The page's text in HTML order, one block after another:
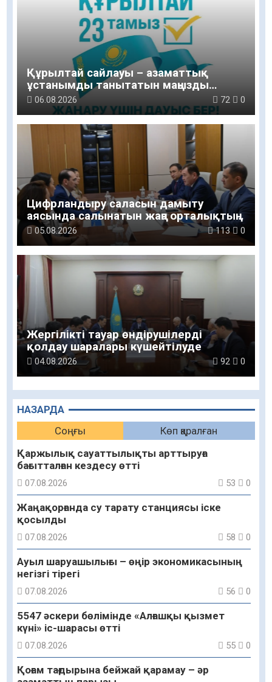
НАЗАРДА
Соңғы
Көп қаралған
Қаржылық сауаттылықты арттыруға
бағытталған кездесу өтті
07.08.2026 53 0
Жаңақорғанда су тарату станциясы іске
қосылды
07.08.2026 58 0
Ауыл шаруашылығы – өңір экономикасының
негізгі тірегі
07.08.2026 56 0
5547 әскери бөлімінде «Алғашқы қызмет
күні» іс-шарасы өтті
07.08.2026 55 0
Қоғам тағдырына бейжай қарамау – әр
Құрылтай сайлауы – азаматтық
ұстанымды танытатын маңызды
қадам
06.08.2026 72 0
Цифрландыру саласын дамыту
аясында салынатын жаңа орталықтың
жобасы талқыланды
05.08.2026 113 0
Жергілікті тауар өндірушілерді
қолдау шаралары күшейтілуде
04.08.2026 92 0